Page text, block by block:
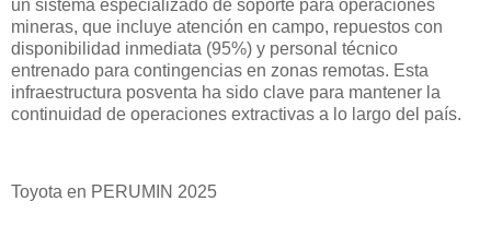
un sistema especializado de soporte para operaciones
mineras, que incluye atención en campo, repuestos con
disponibilidad inmediata (95%) y personal técnico
entrenado para contingencias en zonas remotas. Esta
infraestructura posventa ha sido clave para mantener la
continuidad de operaciones extractivas a lo largo del país.
Toyota en PERUMIN 2025